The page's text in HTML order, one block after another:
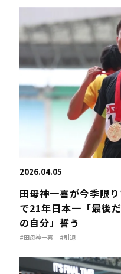
2026.04.05
田母神一喜が今季限
で21年日本一「最後
の自分」誓う
#田母神一喜 #引退